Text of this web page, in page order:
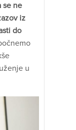
se ne
iz
do
u